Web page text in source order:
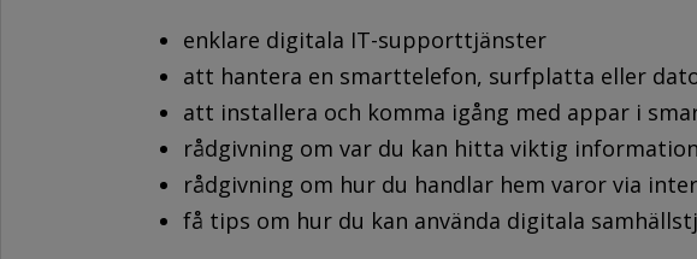
enklare digitala IT-supporttjänster
att hantera en smarttelefon, surfplatta eller
att installera och komma igång med appar i
rådgivning om var du kan hitta viktig
rådgivning om hur du handlar hem varor via
få tips om hur du kan använda digitala